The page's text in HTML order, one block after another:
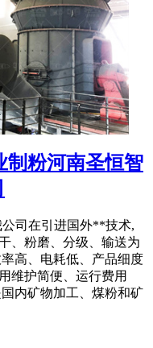
制粉河南圣恒智
司在引进国外**技术,
、粉磨、分级、输送为
高、电耗低、产品细度
维护简便、运行费用
内矿物加工、煤粉和矿